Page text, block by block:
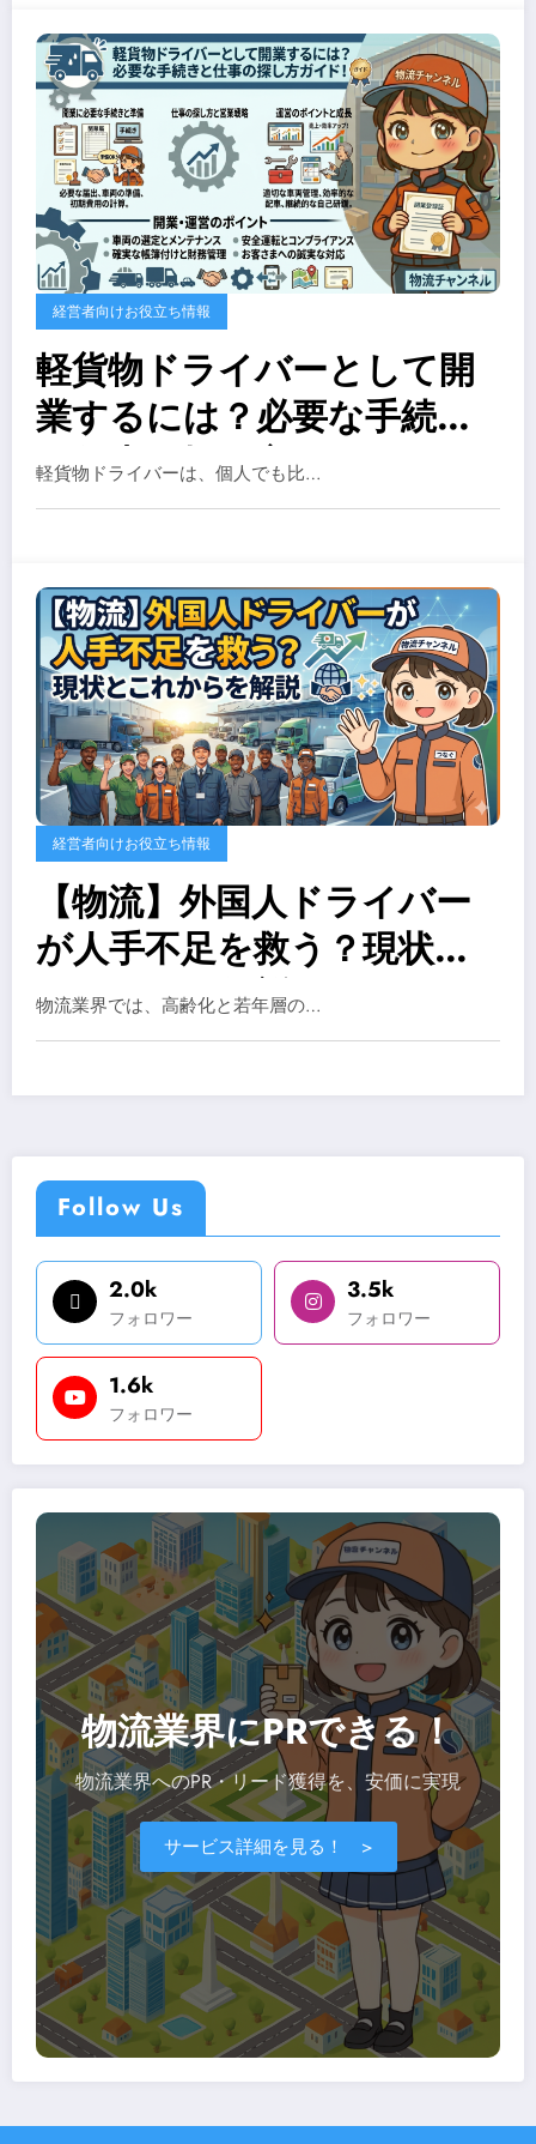
経営者向けお役立ち情報
軽貨物ドライバーとして開
業するには？必要な手続き
と仕事の探し方ガイド！
軽貨物ドライバーは、個人でも比…
経営者向けお役立ち情報
【物流】外国人ドライバー
が人手不足を救う？現状と
これからを解説
物流業界では、高齢化と若年層の…
Follow Us
2.0k
フォロワー
3.5k
フォロワー
1.6k
フォロワー
物流業界にPRできる！
物流業界へのPR・リード獲得を、安価に実現
サービス詳細を見る！ >